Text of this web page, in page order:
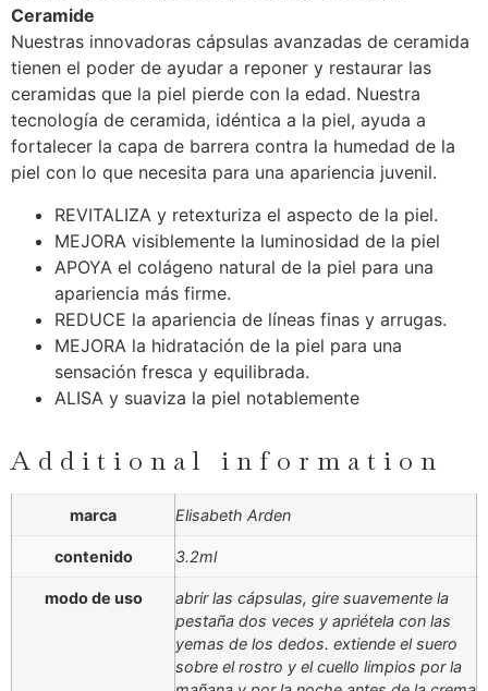
Ceramide
Nuestras innovadoras cápsulas avanzadas de ceramida
tienen el poder de ayudar a reponer y restaurar las
ceramidas que la piel pierde con la edad. Nuestra
tecnología de ceramida, idéntica a la piel, ayuda a
fortalecer la capa de barrera contra la humedad de la
piel con lo que necesita para una apariencia juvenil.
REVITALIZA y retexturiza el aspecto de la piel.
MEJORA visiblemente la luminosidad de la piel
APOYA el colágeno natural de la piel para una
apariencia más firme.
REDUCE la apariencia de líneas finas y arrugas.
MEJORA la hidratación de la piel para una
sensación fresca y equilibrada.
ALISA y suaviza la piel notablemente
Additional information
marca Elisabeth Arden
contenido 3.2ml
modo de uso
abrir las cápsulas, gire suavemente la
pestaña dos veces y apriétela con las
yemas de los dedos. extiende el suero
sobre el rostro y el cuello limpios por la